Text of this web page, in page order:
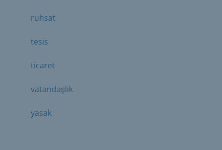
ruhsat
tesis
ticaret
vatandaşlık
yasak